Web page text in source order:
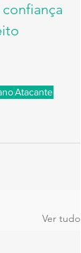
Atacante
Ver tudo